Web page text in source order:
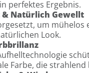
perfektes Ergebnis.
Natürlich Gewellt
um
Look.
Farbe, die strahlend